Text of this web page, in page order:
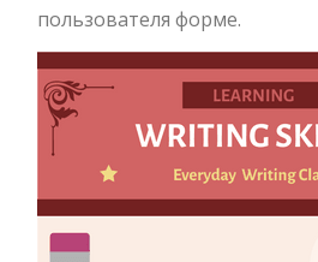
пользователя форме.